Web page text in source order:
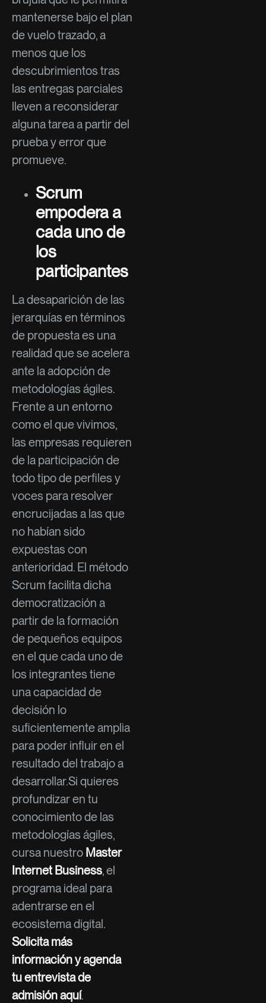
mantenerse bajo el plan
de vuelo trazado, a
menos que los
descubrimientos tras
las entregas parciales
lleven a reconsiderar
alguna tarea a partir del
prueba y error que
promueve.
Scrum
empodera a
cada uno de
los
participantes
La desaparición de las
jerarquías en términos
de propuesta es una
realidad que se acelera
ante la adopción de
metodologías ágiles.
Frente a un entorno
como el que vivimos,
las empresas requieren
de la participación de
todo tipo de perfiles y
voces para resolver
encrucijadas a las que
no habían sido
expuestas con
anterioridad. El método
Scrum facilita dicha
democratización a
partir de la formación
de pequeños equipos
en el que cada uno de
los integrantes tiene
una capacidad de
decisión lo
suficientemente amplia
para poder influir en el
resultado del trabajo a
desarrollar.Si quieres
profundizar en tu
conocimiento de las
metodologías ágiles,
cursa nuestro Master
Internet Business, el
programa ideal para
adentrarse en el
ecosistema digital.
Solicita más
información y agenda
tu entrevista de
admisión aquí.